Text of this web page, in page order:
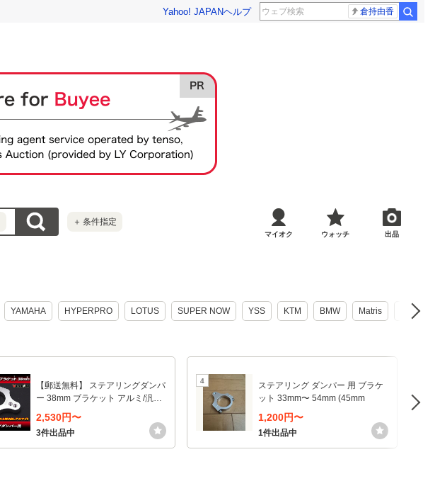
Yahoo! JAPANヘルプ 倉持由香
＋ 条件指定
マイオク ウォッチ 出品
YAMAHA HYPERPRO LOTUS SUPER NOW YSS KTM BMW Matris トヨタ
【郵送無料】 ステアリングダンパ
ー 38mm ブラケット アルミ/汎用
38パイフロントフォーク ステダ
ン NHK デイトナ RCエンジニア
リング
2,530円〜
3件出品中
4
ステアリング ダンパー 用 ブラケ
ット 33mm〜 54mm (45mm
1,200円〜
1件出品中